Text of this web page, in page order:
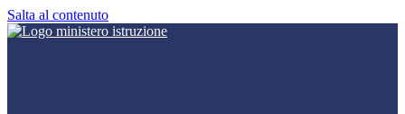
Salta al contenuto